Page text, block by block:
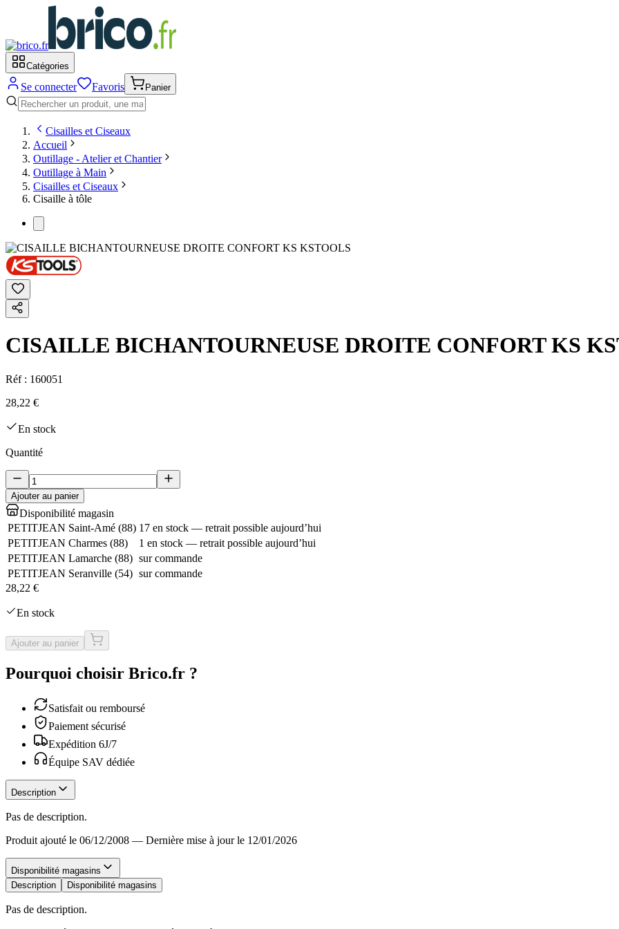
Catégories
Se connecter Favoris Panier
Cisailles et Ciseaux
Accueil
Outillage - Atelier et Chantier
Outillage à Main
Cisailles et Ciseaux
Cisaille à tôle
CISAILLE BICHANTOURNEUSE DROITE CONFORT KS
Réf : 160051
28,22 €
En stock
Quantité
Ajouter au panier
Disponibilité magasin
PETITJEAN Saint-Amé (88) 17 en stock — retrait possible aujourd’hui
PETITJEAN Charmes (88)
1 en stock — retrait possible aujourd’hui
PETITJEAN Lamarche (88) sur commande
PETITJEAN Seranville (54) sur commande
28,22 €
En stock
Ajouter au panier
Pourquoi choisir Brico.fr ?
Satisfait ou remboursé
Paiement sécurisé
Expédition 6J/7
Équipe SAV dédiée
Description
Pas de description.
Produit ajouté le 06/12/2008 — Dernière mise à jour le 12/01/2026
Disponibilité magasins
Description
Disponibilité magasins
Pas de description.